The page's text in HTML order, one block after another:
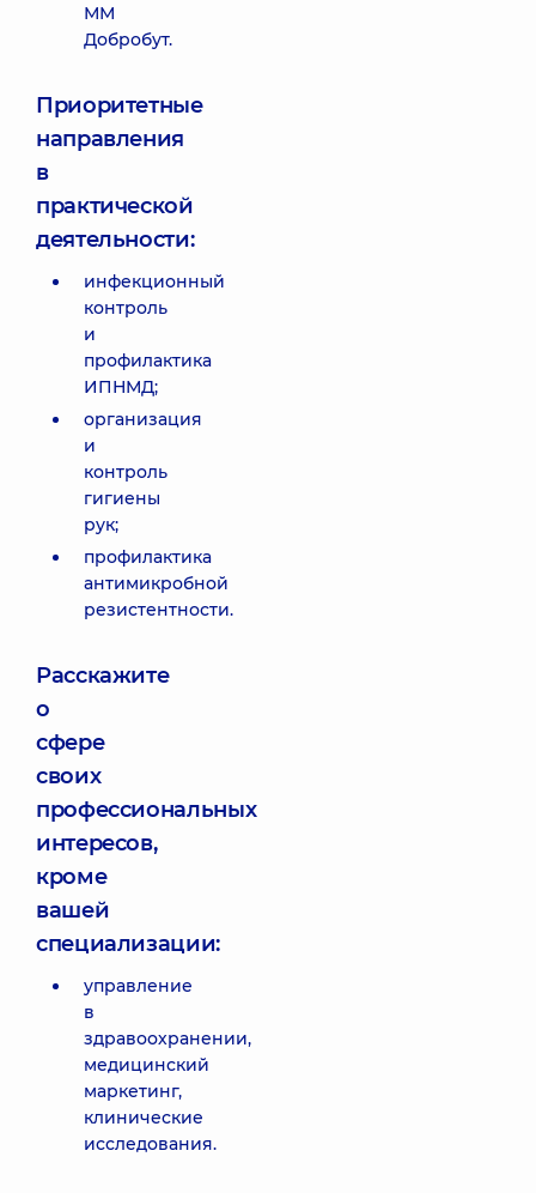
ММ
Добробут.
Приоритетные
направления
в
практической
деятельности:
инфекционный
контроль
и
профилактика
ИПНМД;
организация
и
контроль
гигиены
рук;
профилактика
антимикробной
резистентности.
Расскажите
о
сфере
своих
профессиональных
интересов,
кроме
вашей
специализации:
управление
в
здравоохранении,
медицинский
маркетинг,
клинические
исследования.